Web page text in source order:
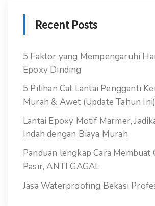
Recent Posts
5 Faktor yang Mempengaruhi
Epoxy Dinding
5 Pilihan Cat Lantai Pengganti
Murah & Awet (Update Tahun Ini)
Lantai Epoxy Motif Marmer,
Indah dengan Biaya Murah
Panduan lengkap Cara Membuat
Pasir, ANTI GAGAL
Jasa Waterproofing Bekasi